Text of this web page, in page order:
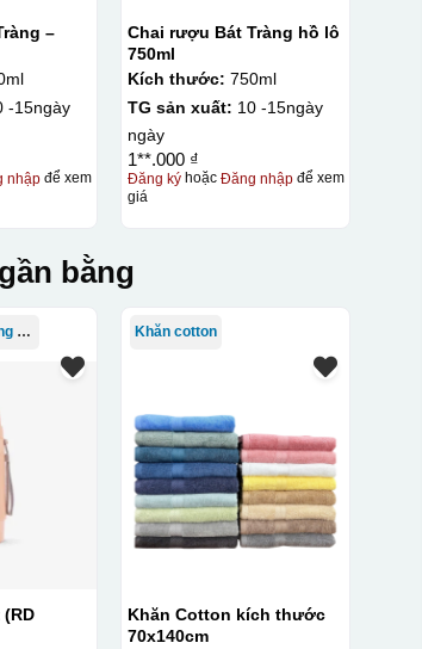
–
-15ngày
nhậpđể xem
Chai rượu Bát Tràng hồ lô
750ml
Kích thước: 750ml
TG sản xuất: 10 -15ngày
ngày
1**.000 ₫
Đăng ký hoặcĐăng nhập để xem
giá
bằng
Điện gia dụng Rạng Đông Khăn cotton
Khăn Cotton kích thước
70x140cm